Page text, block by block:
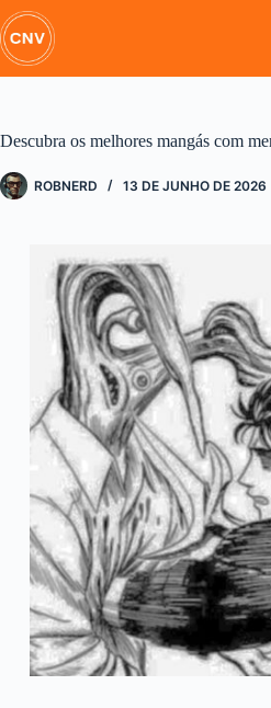
Pular
para
o
conteúdo
Descubra os melhores mangás com
ROBNERD 13 DE JUNHO DE 2026